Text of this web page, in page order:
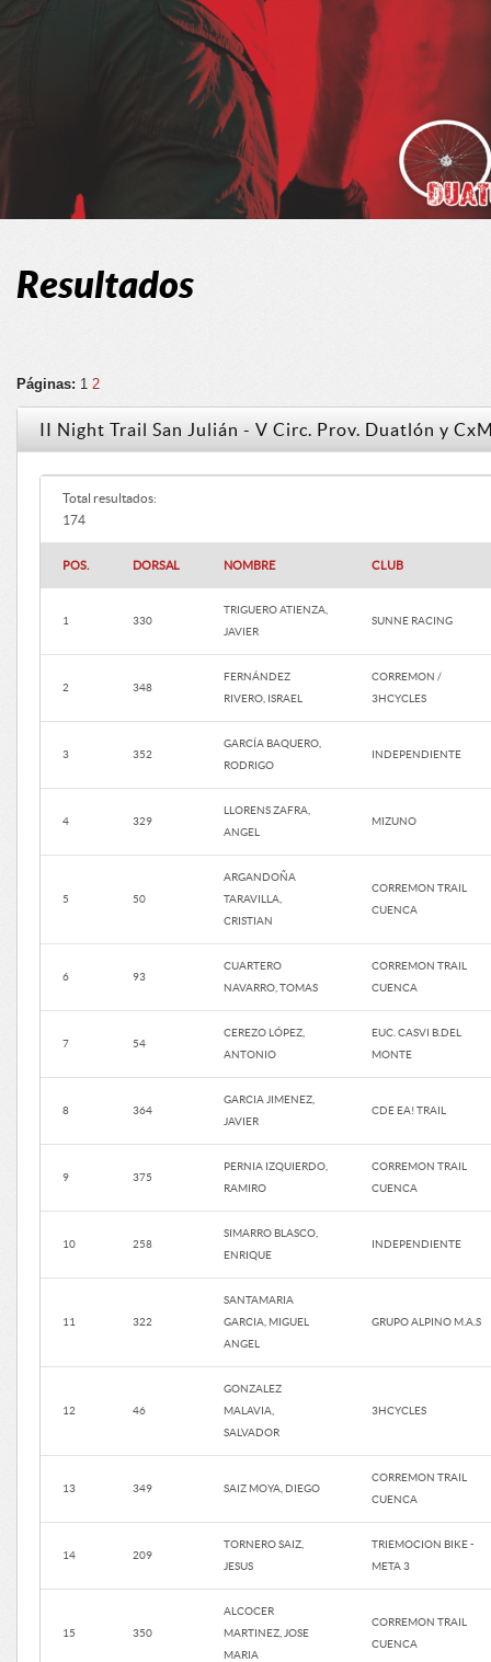
Resultados
Páginas: 1 2
II Night Trail San Julián - V Circ. Prov. Duatlón y
Total resultados:
174
POS. DORSAL NOMBRE CLUB
1 330
TRIGUERO ATIENZA,
JAVIER
SUNNE RACING
2 348
FERNÁNDEZ
RIVERO, ISRAEL
CORREMON /
3HCYCLES
3 352
GARCÍA BAQUERO,
RODRIGO
INDEPENDIENTE
4 329
LLORENS ZAFRA,
ANGEL
MIZUNO
5 50
ARGANDOÑA
TARAVILLA,
CRISTIAN
CORREMON TRAIL
CUENCA
6 93
CUARTERO
NAVARRO, TOMAS
CORREMON TRAIL
CUENCA
7 54
CEREZO LÓPEZ,
ANTONIO
EUC. CASVI B.DEL
MONTE
8 364
GARCIA JIMENEZ,
JAVIER
CDE EA! TRAIL
9 375
PERNIA IZQUIERDO,
RAMIRO
CORREMON TRAIL
CUENCA
10 258
SIMARRO BLASCO,
ENRIQUE
INDEPENDIENTE
11 322
SANTAMARIA
GARCIA, MIGUEL
ANGEL
GRUPO ALPINO M.A.S
12 46
GONZALEZ
MALAVIA,
SALVADOR
3HCYCLES
13 349 SAIZ MOYA, DIEGO
CORREMON TRAIL
CUENCA
14 209
TORNERO SAIZ,
JESUS
TRIEMOCION BIKE -
META 3
15 350
ALCOCER
MARTINEZ, JOSE
MARIA
CORREMON TRAIL
CUENCA